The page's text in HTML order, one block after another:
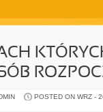
POSTED ON WRZ -